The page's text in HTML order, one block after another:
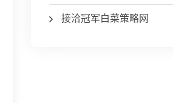
接洽冠军白菜策略网